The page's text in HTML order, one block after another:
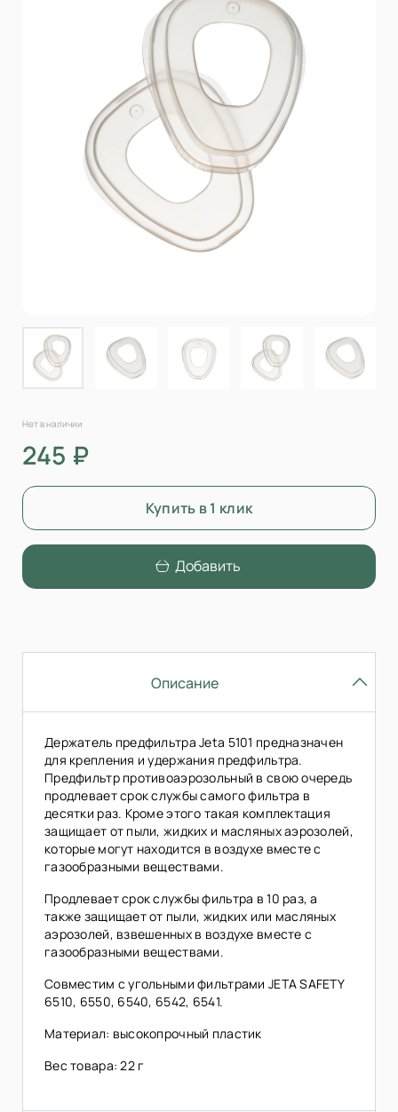
Нет в наличии
245 ₽
Купить в 1 клик
Добавить
Описание
Держатель предфильтра Jeta 5101 предназначен
для крепления и удержания предфильтра.
Предфильтр противоаэрозольный в свою очередь
продлевает срок службы самого фильтра в
десятки раз. Кроме этого такая комплектация
защищает от пыли, жидких и масляных аэрозолей,
которые могут находится в воздухе вместе с
газообразными веществами.
Продлевает срок службы фильтра в 10 раз, а
также защищает от пыли, жидких или масляных
аэрозолей, взвешенных в воздухе вместе с
газообразными веществами.
Совместим с угольными фильтрами JETA SAFETY
6510, 6550, 6540, 6542, 6541.
Материал: высокопрочный пластик
Вес товара: 22 г